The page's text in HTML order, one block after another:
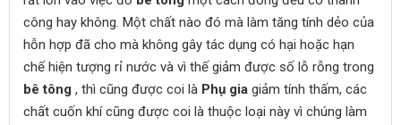
công hay không. Một chất nào đó mà làm tăng tính dẻo của
hỗn hợp đã cho mà không gây tác dụng có hại hoặc hạn
chế hiện tượng rỉ nước và vì thế giảm được số lỗ rỗng trong
bê tông , thì cũng được coi là Phụ gia giảm tính thấm, các
chất cuốn khí cũng được coi là thuộc loại này vì chúng làm